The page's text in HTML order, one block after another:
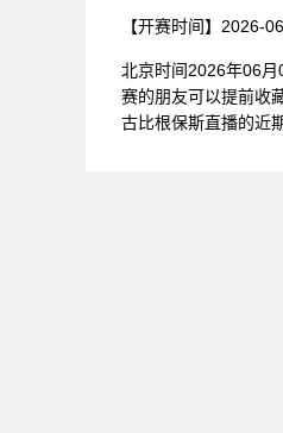
【开赛时间】 2026-
北京时间2026年06
赛的朋友可以提前收
古比根保斯直播的近